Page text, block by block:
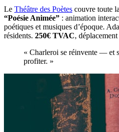
Le Théâtre des Poètes couvre toute
“Poésie Animée” : animation
poétiques et musiques d’époque.
résidents. 250€ TVAC,
« Charleroi se réinvente — et
profiter. »